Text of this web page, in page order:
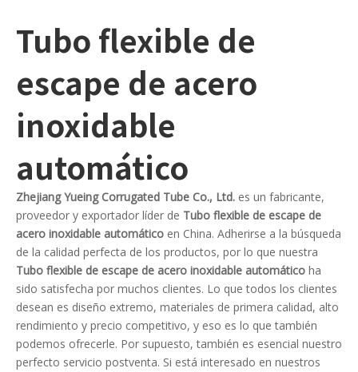
Tubo flexible de
escape de acero
inoxidable
automático
Zhejiang Yueing Corrugated Tube Co., Ltd. es un fabricante,
proveedor y exportador líder de Tubo flexible de escape de
acero inoxidable automático en China. Adherirse a la búsqueda
de la calidad perfecta de los productos, por lo que nuestra
Tubo flexible de escape de acero inoxidable automático ha
sido satisfecha por muchos clientes. Lo que todos los clientes
desean es diseño extremo, materiales de primera calidad, alto
rendimiento y precio competitivo, y eso es lo que también
podemos ofrecerle. Por supuesto, también es esencial nuestro
perfecto servicio postventa. Si está interesado en nuestros